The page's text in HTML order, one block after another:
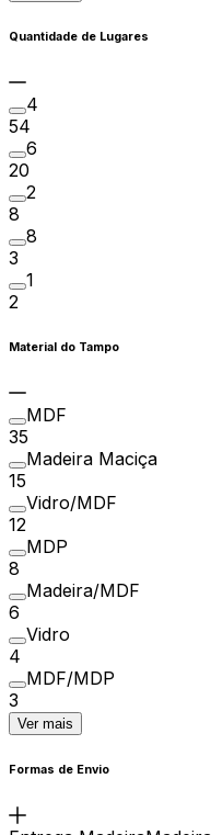
Quantidade de Lugares
4
54
6
20
2
8
8
3
1
2
Material do Tampo
MDF
35
Madeira Maciça
15
Vidro/MDF
12
MDP
8
Madeira/MDF
6
Vidro
4
MDF/MDP
3
Ver mais
Formas de Envio